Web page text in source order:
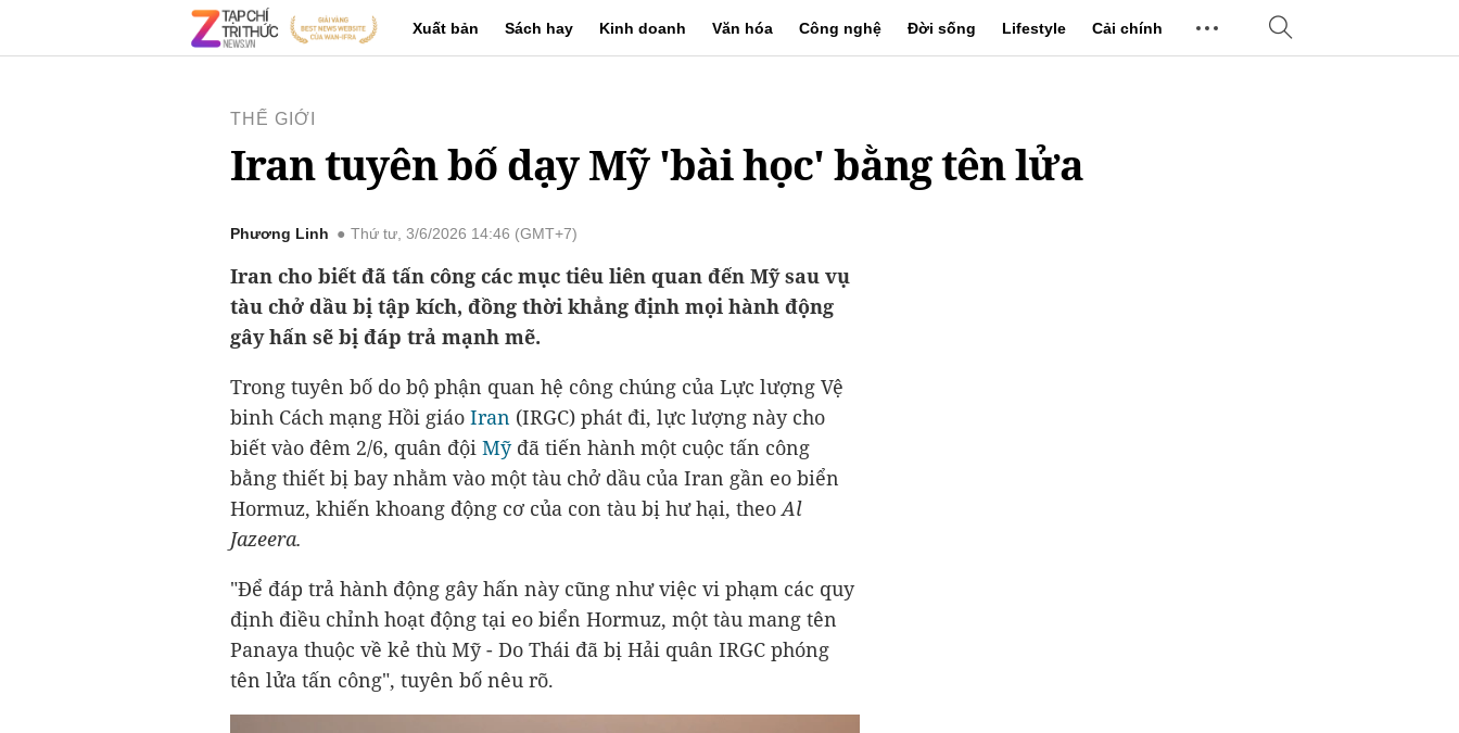
Xuất bản Sách hay Kinh doanh Văn hóa Công nghệ Đời sống Lifestyle Cải chính
THẾ GIỚI
Iran tuyên bố dạy Mỹ 'bài học' bằng tên lửa
Phương Linh Thứ tư, 3/6/2026 14:46 (GMT+7)
Iran cho biết đã tấn công các mục tiêu liên quan đến Mỹ sau vụ
tàu chở dầu bị tập kích, đồng thời khẳng định mọi hành động
gây hấn sẽ bị đáp trả mạnh mẽ.
Trong tuyên bố do bộ phận quan hệ công chúng của Lực lượng Vệ
binh Cách mạng Hồi giáo Iran (IRGC) phát đi, lực lượng này cho
biết vào đêm 2/6, quân đội Mỹđã tiến hành một cuộc tấn công
bằng thiết bị bay nhằm vào một tàu chở dầu của Iran gần eo biển
Hormuz, khiến khoang động cơ của con tàu bị hư hại, theoAl
Jazeera.
"Để đáp trả hành động gây hấn này cũng như việc vi phạm các quy
định điều chỉnh hoạt động tại eo biển Hormuz, một tàu mang tên
Panaya thuộc về kẻ thù Mỹ - Do Thái đã bị Hải quân IRGC phóng
tên lửa tấn công", tuyên bố nêu rõ.